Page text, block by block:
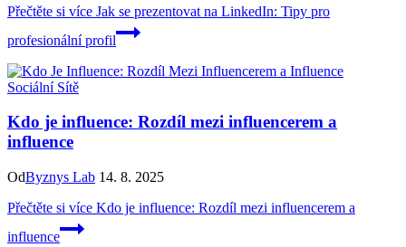
Přečtěte si více Jak se prezentovat na LinkedIn: Tipy pro
profesionální profil
Sociální Sítě
Kdo je influence: Rozdíl mezi influencerem a
influence
OdByznys Lab 14. 8. 2025
Přečtěte si více Kdo je influence: Rozdíl mezi influencerem a
influence